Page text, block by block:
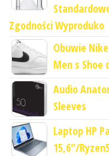
Zgodności Wyproduko
Obuwie
Men s Shoe
Audio
Sleeves
Laptop HP
15,6"/